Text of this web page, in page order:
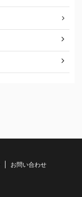
お問い合わせ